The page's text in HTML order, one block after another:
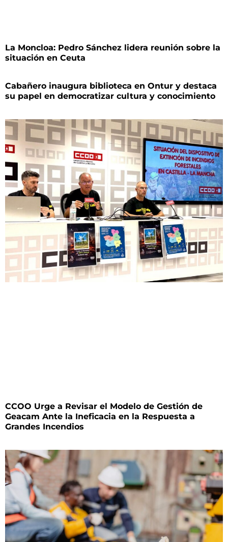
La Moncloa: Pedro Sánchez lidera reunión sobre la
situación en Ceuta
Cabañero inaugura biblioteca en Ontur y destaca
su papel en democratizar cultura y conocimiento
CCOO Urge a Revisar el Modelo de Gestión de
Geacam Ante la Ineficacia en la Respuesta a
Grandes Incendios